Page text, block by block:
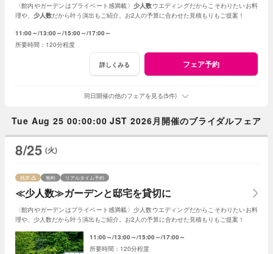
〈館内やガーデンはプライベート感満載〉 少人数ウエディングだからこそわりたいお料
理や、 少人数だから叶う演出もご紹介。お2人の予算に合わせた見積もりもご提案！
11:00～ 13:00～ 15:00～ 17:00～
120分程度
詳しくみる フェア予約
同日開催の他のフェアを見る(5件)
Tue Aug 25 00:00:00 JST 2026月開催のブライダルフェア
8/25 (火)
≪少人数≫ガーデンと邸宅を貸切に
残席 無料 リアルタイム予約
〈館内やガーデンはプライベート感満載〉少人数ウエディングだからこそわりたいお料
理や、少人数だから叶う演出もご紹介。お2人の予算に合わせた見積もりもご提案！
11:00～ 13:00～ 15:00～ 17:00～
120分程度